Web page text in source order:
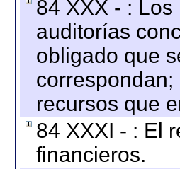
84 XXX - :
auditorías
obligado que
recursos que
84 XXXI - : El
financieros.